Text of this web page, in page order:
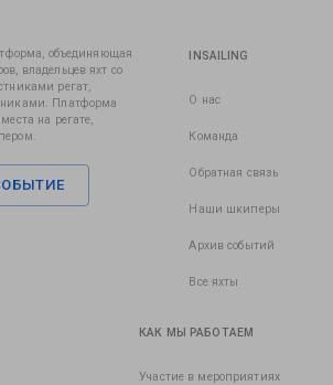
объединяющая
владельцев яхт со
регат,
Платформа
на регате,
INSAILING
О нас
Команда
Обратная связь
Наши шкиперы
Архив событий
Все яхты
КАК МЫ РАБОТАЕМ
Участие в мероприятиях